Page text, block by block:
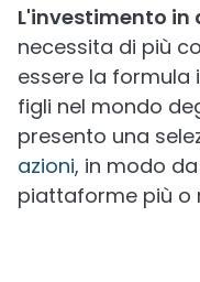
L'investimento in
necessita di più
essere la formula
figli nel mondo
presento una
azioni, in modo
piattaforme più o